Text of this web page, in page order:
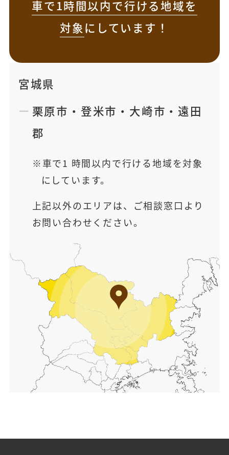
車で1時間以内で行ける地域を
対象にしています！
宮城県
栗原市 ・ 登米市 ・ 大崎市 ・ 遠田
郡
車で1 時間以内で行ける地域を対象
にしています。
上記以外のエリアは、ご相談窓口より
お問い合わせください。